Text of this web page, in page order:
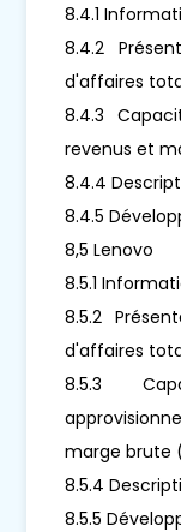
8.4.1
8.4.2
d'affaires
8.4.3
revenus et
8.4.4
8.4.5
8,5 Lenovo
8.5.1
8.5.2
d'affaires
8.5.3
marge brute
8.5.4
8.5.5